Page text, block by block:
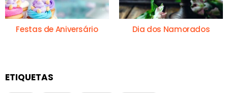
Festas de Aniversário Dia dos Namorados
ETIQUETAS